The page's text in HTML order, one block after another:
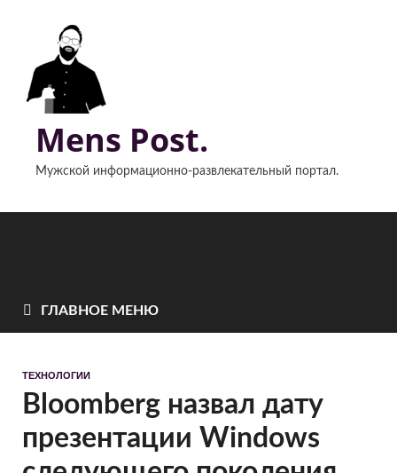
Mens Post.
Мужской информационно-развлекательный портал.
ГЛАВНОЕ МЕНЮ
ТЕХНОЛОГИИ
Bloomberg назвал дату
презентации Windows